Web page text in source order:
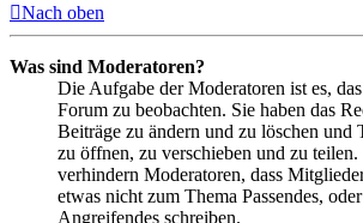
Nach oben
Was sind Moderatoren?
Die Aufgabe der Moderatoren ist es,
Forum zu beobachten. Sie haben das
Beiträge zu ändern und zu löschen und
zu öffnen, zu verschieben und zu
verhindern Moderatoren, dass
etwas nicht zum Thema Passendes,
Angreifendes schreiben.